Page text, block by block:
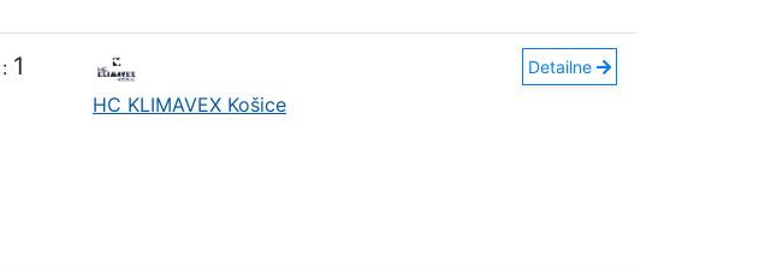
: 1
HC KLIMAVEX Košice
Detailne